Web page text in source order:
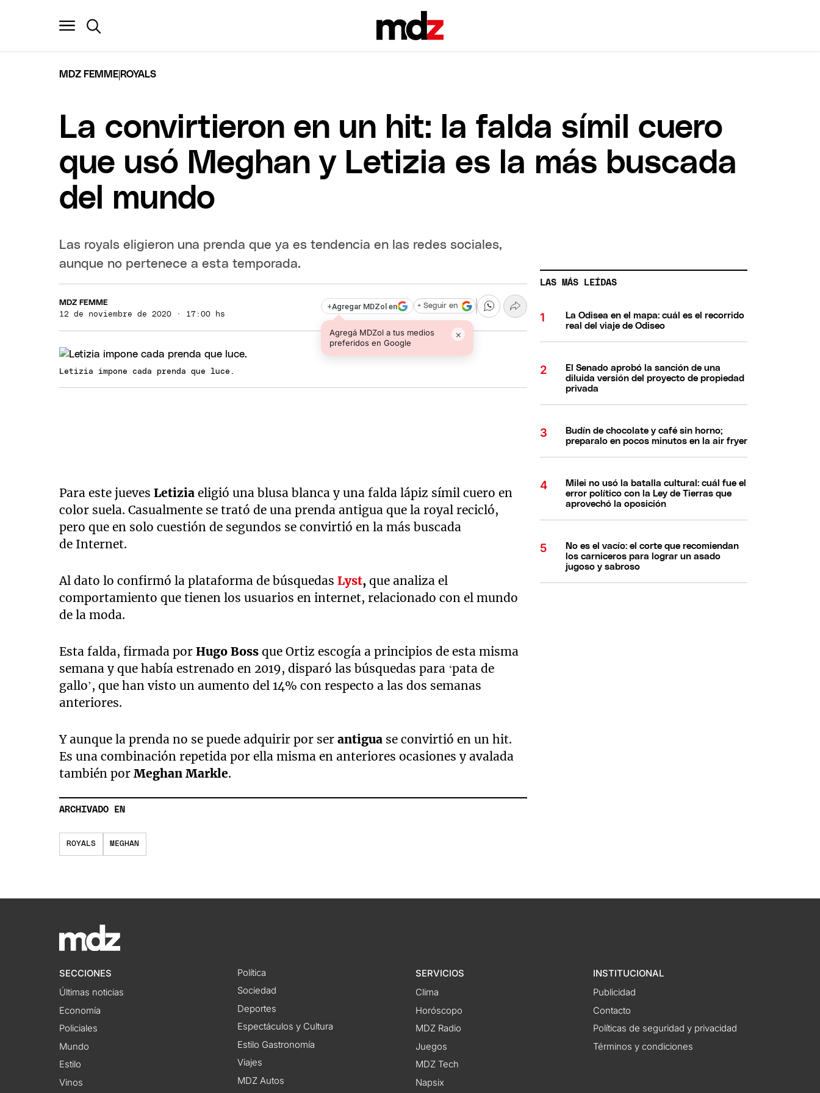
MDZ FEMME ROYALS
La convirtieron en un hit: la falda símil cuero
que usó Meghan y Letizia es la más buscada
del mundo
Las royals eligieron una prenda que ya es tendencia en las redes sociales,
aunque no pertenece a esta temporada.
MDZ FEMME
12 de noviembre de 2020 · 17:00 hs
+Agregar MDZol en
Agregá MDZol a tus medios
preferidos en Google
×
+ Seguir en
Letizia impone cada prenda que luce.
Para este juevesLetizia eligió una blusa blanca y una falda lápiz símil cuero en
color suela. Casualmente se trató de una prenda antigua que la royal recicló,
pero que en solo cuestión de segundos se convirtió en la más buscada
de Internet.
Al dato lo confirmó la plataforma de búsquedas Lyst, que analiza el
comportamiento que tienen los usuarios en internet, relacionado con el mundo
de la moda.
Esta falda, firmada porHugo Boss que Ortiz escogía a principios de esta misma
semana y que había estrenado en 2019, disparó las búsquedas para ‘pata de
gallo’, que han visto un aumento del 14% con respecto a las dos semanas
anteriores.
Y aunque la prenda no se puede adquirir por serantigua se convirtió en un hit.
Es una combinación repetida por ella misma en anteriores ocasiones y avalada
también porMeghan Markle.
ARCHIVADO EN
ROYALS MEGHAN
LAS MÁS LEÍDAS
La Odisea en el mapa: cuál es el recorrido
real del viaje de Odiseo
El Senado aprobó la sanción de una
diluida versión del proyecto de propiedad
privada
Budín de chocolate y café sin horno;
preparalo en pocos minutos en la air fryer
Milei no usó la batalla cultural: cuál fue el
error político con la Ley de Tierras que
aprovechó la oposición
No es el vacío: el corte que recomiendan
los carniceros para lograr un asado
jugoso y sabroso
SECCIONES
Últimas noticias
Economía
Policiales
Mundo
Estilo
Vinos
Política
Sociedad
Deportes
Espectáculos y Cultura
Estilo Gastronomía
Viajes
MDZ Autos
SERVICIOS
Clima
Horóscopo
MDZ Radio
Juegos
MDZ Tech
Napsix
INSTITUCIONAL
Publicidad
Contacto
Políticas de seguridad y privacidad
Términos y condiciones